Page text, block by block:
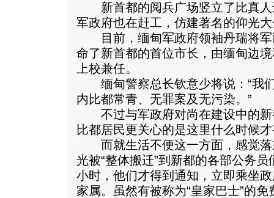
新首都的阅兵广场竖立了比真人
军政府也在赶工，仿建著名的仰光
目前，缅甸军政府领袖丹瑞将军
命了新首都的首位市长，由缅甸边
上校兼任。
缅甸警察总长钦意少将说：“我
内比都常青、无罪案及无污染。”
不过与军政府对尚在建设中的新
比都居民更关心的是这里什么时候
而就生活不便这一方面，感觉落
光被“整体搬迁”到新都的各部公务
小时，他们才得到通知，立即乘坐
家属。虽然有被称为“皇家巴士”的